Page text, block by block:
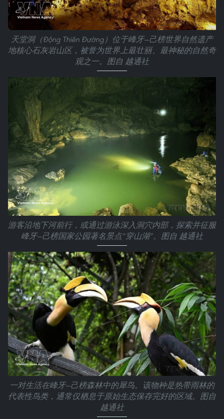
天堂洞（Động Thiên Đường）位于峰牙—己榜世界自然遗产
地核心石灰岩山区，被誉为世界上最壮丽、最神秘的自然奇
观之一。图自 越通社
游客沿地下河前行，或通过游泳深入洞穴内部，探索并征服
峰牙—己榜国家公园著名景点“穿山湖”。图自 越通社
一对生活在峰牙—己榜森林中的犀鸟。该物种是热带雨林的
代表性鸟类，通常仅栖息于原始生态保存完好的区域。图自
越通社